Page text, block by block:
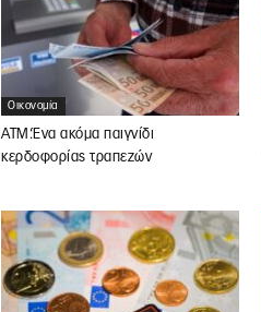
Οικονομία
ΑΤΜ:Ένα ακόμα παιγνίδι
κερδοφορίας τραπεζών